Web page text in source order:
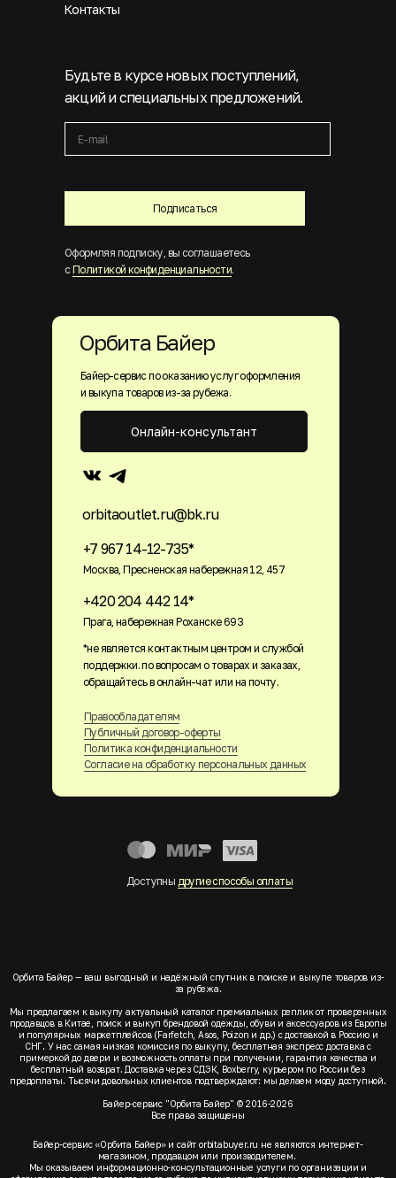
Подписаться
Будьте в курсе новых поступлений,
акций и специальных предложений.
Оформляя подписку, вы соглашаетесь
с Политикой конфиденциальности.
Контакты
Байер-сервис по оказанию услуг оформления
и выкупа товаров из-за рубежа.
+7 967 14-12-735*
Москва, Пресненская набережная 12, 457
+420 204 442 14*
Прага, набережная Роханске 693
orbitaoutlet.ru@bk.ru
Правообладателям
Публичный договор-оферты
Политика конфиденциальности
Согласие на обработку персональных данных
Онлайн-консультант
Орбита Байер
Доступны другие способы оплаты
*не является контактным центром и службой
поддержки. по вопросам о товарах и заказах,
обращайтесь в онлайн-чат или на почту.
Орбита Байер — ваш выгодный и надёжный спутник в поиске и выкупе товаров из-
за рубежа.
Мы предлагаем к выкупу актуальный каталог премиальных реплик от проверенных
продавцов в Китае, поиск и выкуп брендовой одежды, обуви и аксессуаров из Европы
и популярных маркетплейсов (Farfetch, Asos, Poizon и др.) с доставкой в Россию и
СНГ. У нас самая низкая комиссия по выкупу, бесплатная экспресс доставка с
примеркой до двери и возможность оплаты при получении, гарантия качества и
бесплатный возврат. Доставка через СДЭК, Boxberry, курьером по России без
предоплаты. Тысячи довольных клиентов подтверждают: мы делаем моду доступной.
Байер-сервис "Орбита Байер" © 2016-2026
Все права защищены
Байер-сервис «Орбита Байер» и сайт orbitabuyer.ru не являются интернет-
магазином, продавцом или производителем.
Мы оказываем информационно-консультационные услуги по организации и